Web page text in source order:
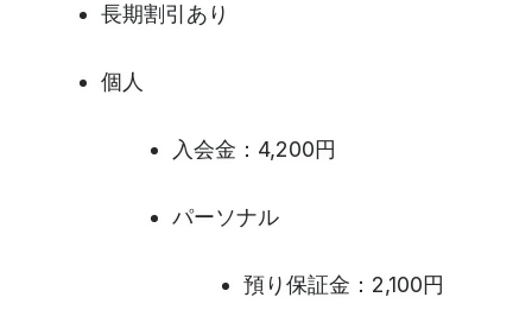
長期割引あり
個人
入会金：4,200円
パーソナル
預り保証金：2,100円